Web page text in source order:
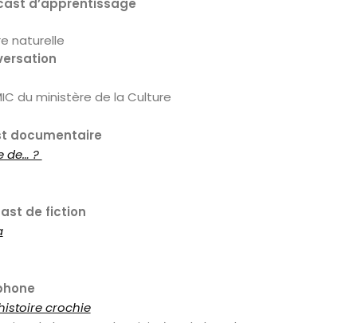
d’apprentissage
naturelle
du ministère de la Culture
documentaire
de… ?
de fiction
crochie